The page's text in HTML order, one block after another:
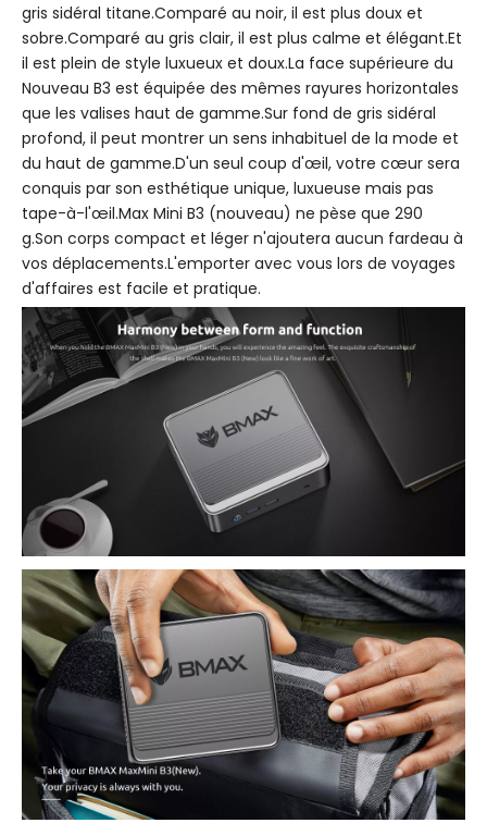
gris sidéral titane.Comparé au noir, il est plus doux et
sobre.Comparé au gris clair, il est plus calme et élégant.Et
il est plein de style luxueux et doux.La face supérieure du
Nouveau B3 est équipée des mêmes rayures horizontales
que les valises haut de gamme.Sur fond de gris sidéral
profond, il peut montrer un sens inhabituel de la mode et
du haut de gamme.D'un seul coup d'œil, votre cœur sera
conquis par son esthétique unique, luxueuse mais pas
tape-à-l'œil.Max Mini B3 (nouveau) ne pèse que 290
g.Son corps compact et léger n'ajoutera aucun fardeau à
vos déplacements.L'emporter avec vous lors de voyages
d'affaires est facile et pratique.